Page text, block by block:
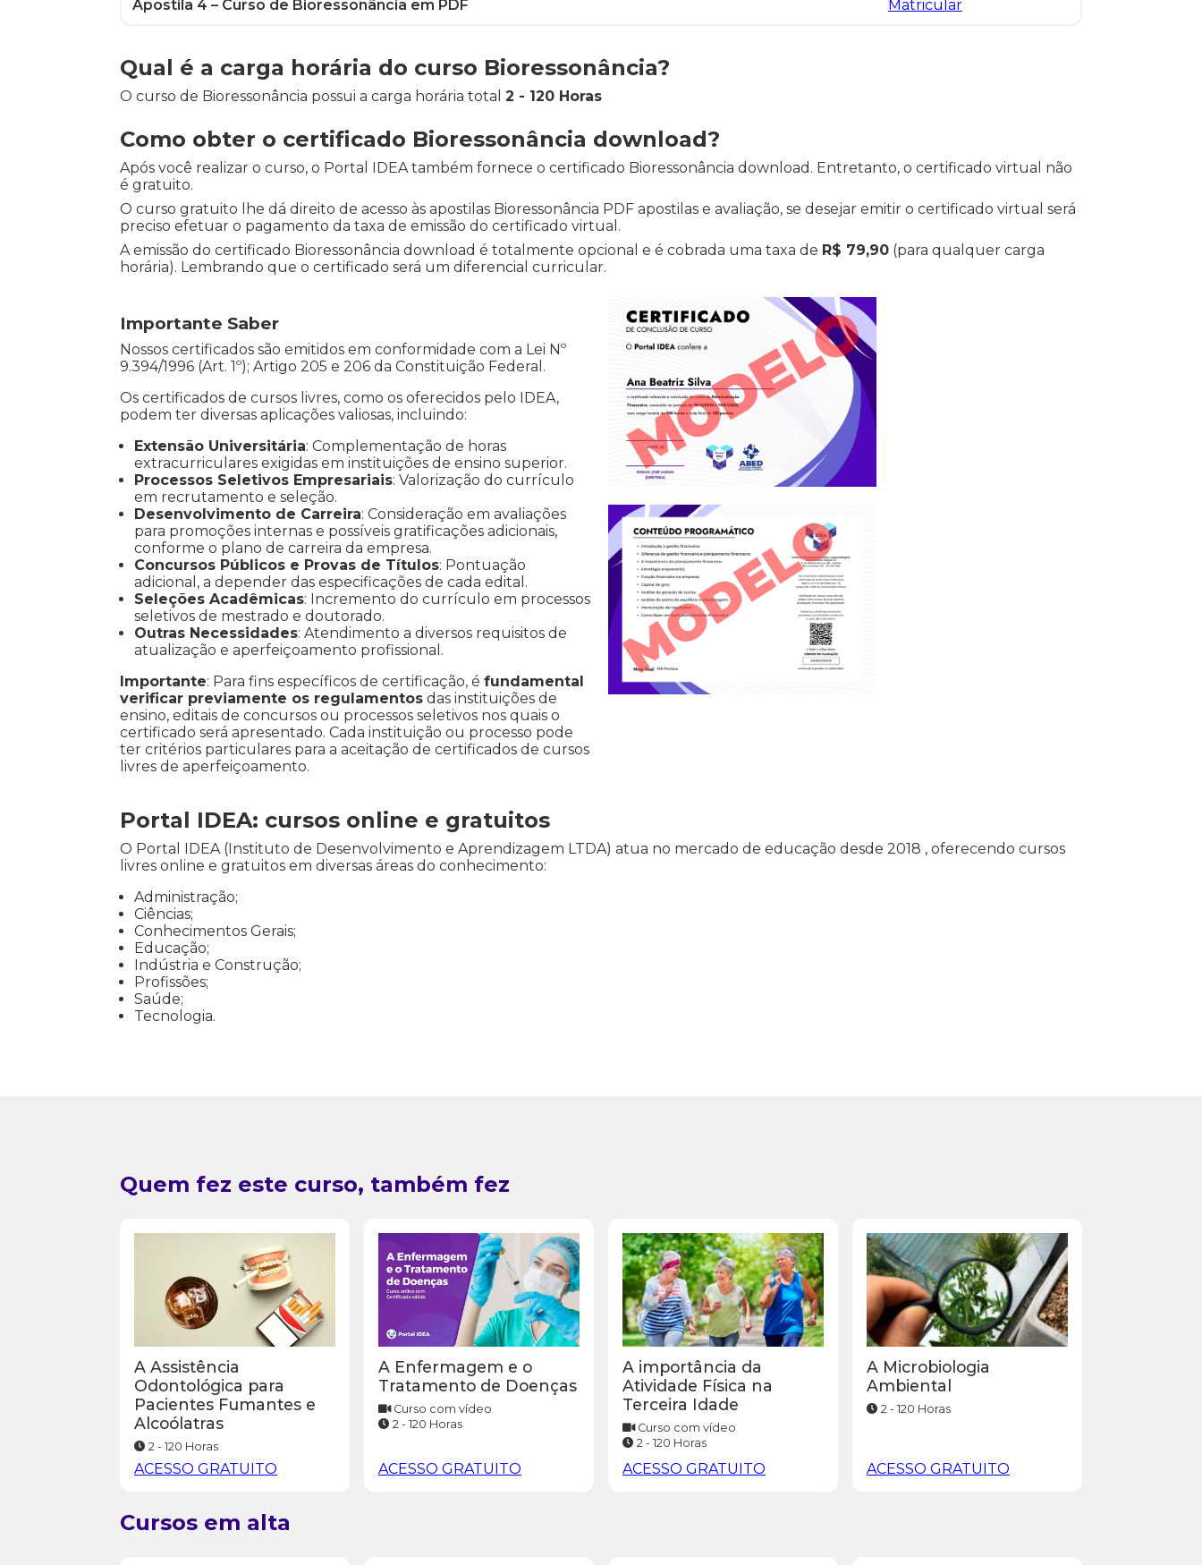
Apostila 4 – Curso de Bioressonância em PDF Matricular
Qual é a carga horária do curso Bioressonância?
O curso de Bioressonância possui a carga horária total 2 - 120 Horas
Como obter o certificado Bioressonância download?
Após você realizar o curso, o Portal IDEA também fornece o certificado Bioressonância download. Entretanto, o certificado virtual não
é gratuito.
O curso gratuito lhe dá direito de acesso às apostilas Bioressonância PDF apostilas e avaliação, se desejar emitir o certificado virtual será
preciso efetuar o pagamento da taxa de emissão do certificado virtual.
A emissão do certificado Bioressonância download é totalmente opcional e é cobrada uma taxa de R$ 79,90 (para qualquer carga
horária). Lembrando que o certificado será um diferencial curricular.
Importante Saber
Nossos certificados são emitidos em conformidade com a Lei Nº
9.394/1996 (Art. 1º); Artigo 205 e 206 da Constituição Federal.
Os certificados de cursos livres, como os oferecidos pelo IDEA,
podem ter diversas aplicações valiosas, incluindo:
Extensão Universitária: Complementação de horas
extracurriculares exigidas em instituições de ensino superior.
Processos Seletivos Empresariais: Valorização do currículo
em recrutamento e seleção.
Desenvolvimento de Carreira: Consideração em avaliações
para promoções internas e possíveis gratificações adicionais,
conforme o plano de carreira da empresa.
Concursos Públicos e Provas de Títulos: Pontuação
adicional, a depender das especificações de cada edital.
Seleções Acadêmicas: Incremento do currículo em processos
seletivos de mestrado e doutorado.
Outras Necessidades: Atendimento a diversos requisitos de
atualização e aperfeiçoamento profissional.
Importante: Para fins específicos de certificação, é fundamental
verificar previamente os regulamentos das instituições de
ensino, editais de concursos ou processos seletivos nos quais o
certificado será apresentado. Cada instituição ou processo pode
ter critérios particulares para a aceitação de certificados de cursos
livres de aperfeiçoamento.
Portal IDEA: cursos online e gratuitos
O Portal IDEA (Instituto de Desenvolvimento e Aprendizagem LTDA) atua no mercado de educação desde 2018 , oferecendo cursos
livres online e gratuitos em diversas áreas do conhecimento:
Administração;
Ciências;
Conhecimentos Gerais;
Educação;
Indústria e Construção;
Profissões;
Saúde;
Tecnologia.
Quem fez este curso, também fez
A Assistência
Odontológica para
Pacientes Fumantes e
Alcoólatras
2 - 120 Horas
ACESSO GRATUITO
A Enfermagem e o
Tratamento de Doenças
Curso com vídeo
2 - 120 Horas
ACESSO GRATUITO
A importância da
Atividade Física na
Terceira Idade
Curso com vídeo
2 - 120 Horas
ACESSO GRATUITO
A Microbiologia
Ambiental
2 - 120 Horas
ACESSO GRATUITO
Cursos em alta